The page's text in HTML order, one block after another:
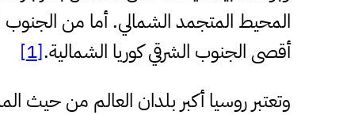
المحيط المتجمد الشمالي. أما من الجنوب
أقصى الجنوب الشرقي كوريا الشمالية.[1]